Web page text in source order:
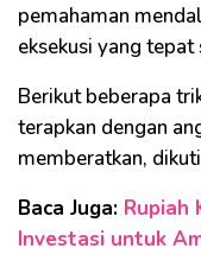
pemahaman
eksekusi yang tepat
Berikut beberapa
terapkan dengan
memberatkan,
Baca Juga: Rupiah
Investasi untuk